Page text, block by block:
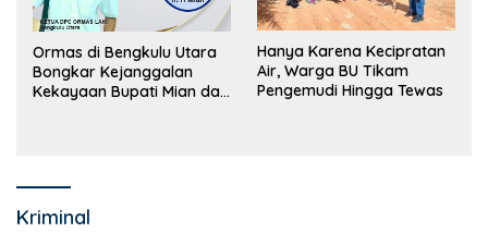
Ormas di Bengkulu Utara
Bongkar Kejanggalan
Kekayaan Bupati Mian dan
Hanya Karena Kecipratan
Air, Warga BU Tikam
Pengemudi Hingga Tewas
Kriminal